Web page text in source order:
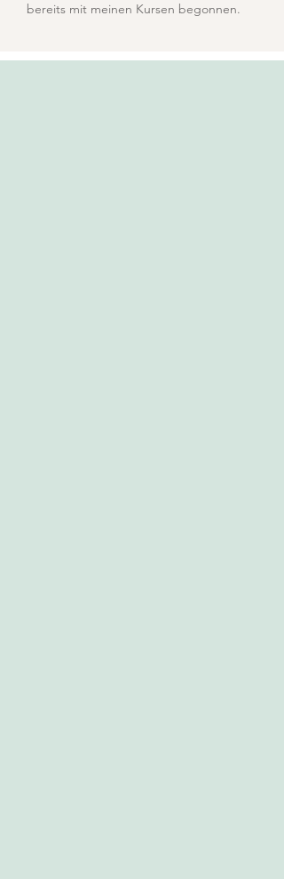
bereits mit meinen Kursen begonnen.